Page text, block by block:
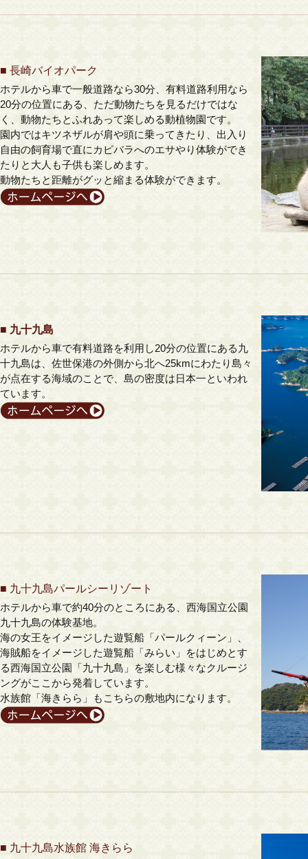
■ 長崎バイオパーク
ホテルから車で一般道路なら30分、有料道路利用なら
20分の位置にある、ただ動物たちを見るだけではな
く、動物たちとふれあって楽しめる動植物園です。
園内ではキツネザルが肩や頭に乗ってきたり、出入り
自由の飼育場で直にカピバラへのエサやり体験ができ
たりと大人も子供も楽しめます。
動物たちと距離がグッと縮まる体験ができます。
■ 九十九島
ホテルから車で有料道路を利用し20分の位置にある九
十九島は、佐世保港の外側から北へ25kmにわたり島々
が点在する海域のことで、島の密度は日本一といわれ
ています。
■ 九十九島パールシーリゾート
ホテルから車で約40分のところにある、西海国立公園
九十九島の体験基地。
海の女王をイメージした遊覧船「パールクィーン」、
海賊船をイメージした遊覧船「みらい」をはじめとす
る西海国立公園「九十九島」を楽しむ様々なクルージ
ングがここから発着しています。
水族館「海きらら」もこちらの敷地内になります。
■ 九十九島水族館 海きらら